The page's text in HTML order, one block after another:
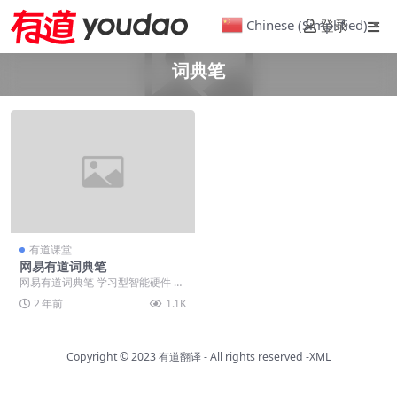
登录
词典笔
有道课堂
网易有道词典笔
网易有道词典笔 学习型智能硬件 网
易有道词典笔，是网易有道打磨的
一款学习型智能硬...
2 年前 1.1K
Copyright © 2023有道翻译- All rights reserved -XML
Chinese (Simplified) ▼